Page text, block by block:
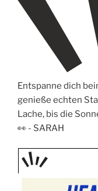
Entspanne dich
genieße echten
Lache, bis die
👀 - SARAH
TAGE